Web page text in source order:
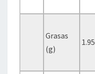
Grasas
(g)
1.95